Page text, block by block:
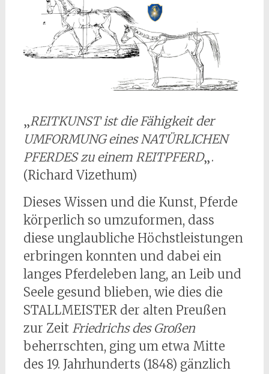
„REITKUNST ist die Fähigkeit der
UMFORMUNG eines NATÜRLICHEN
PFERDES zu einem REITPFERD„.
(Richard Vizethum)
Dieses Wissen und die Kunst, Pferde
körperlich so umzuformen, dass
diese unglaubliche Höchstleistungen
erbringen konnten und dabei ein
langes Pferdeleben lang, an Leib und
Seele gesund blieben, wie dies die
STALLMEISTER der alten Preußen
zur Zeit Friedrichs des Großen
beherrschten, ging um etwa Mitte
des 19. Jahrhunderts (1848) gänzlich